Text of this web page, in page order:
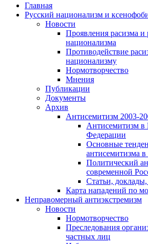
Главная
Русский национализм и
Новости
Проявления расизма и
национализма
Противодействие
национализму
Нормотворчество
Мнения
Публикации
Документы
Архив
Антисемитизм 2003-
Антисемитизм в
Федерации
Основные
антисемитизма
Политический
современной
Статьи,
Карта нападений по
Неправомерный антиэкстремизм
Новости
Нормотворчество
Преследования
частных лиц